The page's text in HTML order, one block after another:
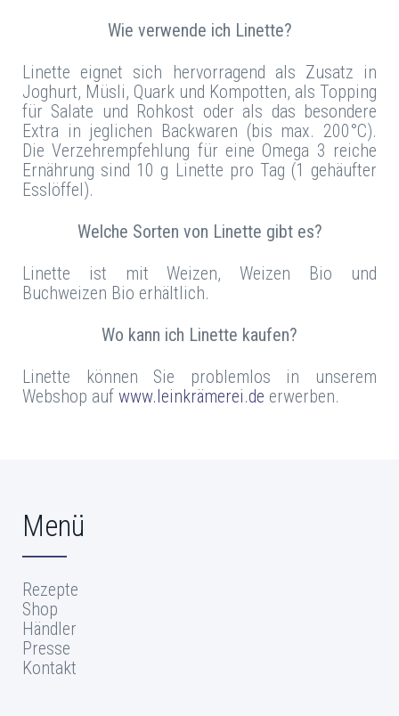
Wie verwende ich Linette?
Linette eignet sich hervorragend als Zusatz in
Joghurt, Müsli, Quark und Kompotten, als Topping
für Salate und Rohkost oder als das besondere
Extra in jeglichen Backwaren (bis max. 200°C).
Die Verzehrempfehlung für eine Omega 3 reiche
Ernährung sind 10 g Linette pro Tag (1 gehäufter
Esslöffel).
Welche Sorten von Linette gibt es?
Linette ist mit Weizen, Weizen Bio und
Buchweizen Bio erhältlich.
Wo kann ich Linette kaufen?
Linette können Sie problemlos in unserem
Webshop auf www.leinkrämerei.de erwerben.
Menü
Rezepte
Shop
Händler
Presse
Kontakt